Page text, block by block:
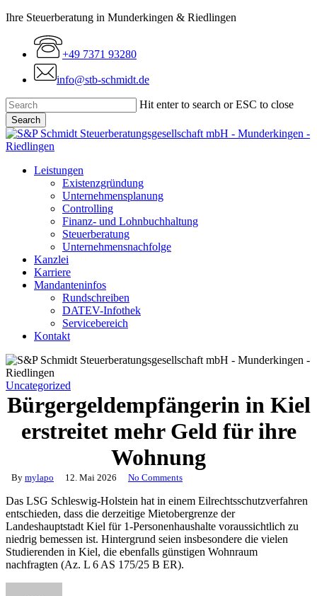
Skip
content
Ihre Steuerberatung in Munderkingen & Riedlingen
+49 7371 93280
info@stb-schmidt.de
Hit enter to search or ESC to close
Search
Close
Search
Menu
Leistungen
Existenzgründung
Unternehmensplanung
Controlling
Finanz- und Lohnbuchhaltung
Steuerberatung
Unternehmensnachfolge
Kanzlei
Karriere
Mandanteninfos
Rundschreiben
DATEV-Infothek
Servicebereich
Kontakt
Uncategorized
Bürgergeldempfängerin in Kiel
erstreitet mehr Geld für ihre
Wohnung
By mylapo 12. Mai 2026 No Comments
Das LSG Schleswig-Holstein hat in einem Eilrechtsschutzverfahren
entschieden, dass die derzeitige Mietobergrenze der
Landeshauptstadt Kiel für 1-Personenhaushalte voraussichtlich zu
niedrig bemessen ist. Hintergrund seien insbesondere die vielen
Studierenden in Kiel, die ebenfalls günstigen Wohnraum
nachfragten (Az. L 6 AS 175/25 B ER).